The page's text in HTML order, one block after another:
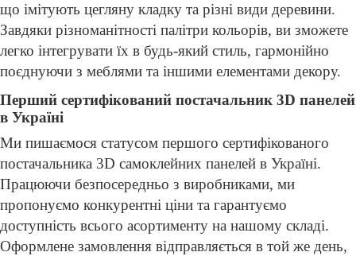
що імітують цегляну кладку та різні види деревини.
Завдяки різноманітності палітри кольорів, ви зможете
легко інтегрувати їх в будь-який стиль, гармонійно
поєднуючи з меблями та іншими елементами декору.
Перший сертифікований постачальник 3D панелей
в Україні
Ми пишаємося статусом першого сертифікованого
постачальника 3D самоклейних панелей в Україні.
Працюючи безпосередньо з виробниками, ми
пропонуємо конкурентні ціни та гарантуємо
доступність всього асортименту на нашому складі.
Оформлене замовлення відправляється в той же день,